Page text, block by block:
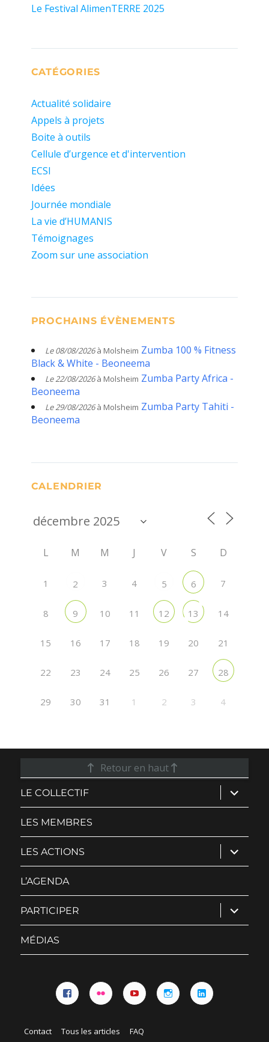
Le Festival AlimenTERRE 2025
CATÉGORIES
Actualité solidaire
Appels à projets
Boite à outils
Cellule d’urgence et d'intervention
ECSI
Idées
Journée mondiale
La vie d’HUMANIS
Témoignages
Zoom sur une association
PROCHAINS ÉVÈNEMENTS
Le 08/08/2026à Molsheim Zumba 100 % Fitness
Black & White - Beoneema
Le 22/08/2026à Molsheim Zumba Party Africa -
Beoneema
Le 29/08/2026à Molsheim Zumba Party Tahiti -
Beoneema
CALENDRIER
L M M J V S D
1 2 3 4 5 6 7
8 9 10 11 12 13 14
15 16 17 18 19 20 21
22 23 24 25 26 27 28
29 30 31 1 2 3 4
Retour en haut
LE COLLECTIF ouvrir
le
sous-
LES MEMBRES
LES ACTIONS ouvrir
le
sous-
L’AGENDA
PARTICIPER ouvrir
le
sous-
MÉDIAS
Contact Tous les articles FAQ